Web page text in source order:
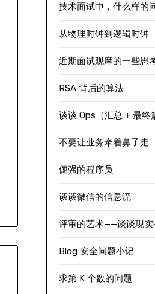
技术面试中，什么样的
从物理时钟到逻辑时钟
近期面试观摩的一些思
RSA 背后的算法
谈谈 Ops（汇总 + 最终
不要让业务牵着鼻子走
倔强的程序员
谈谈微信的信息流
评审的艺术——谈谈现实
Blog 安全问题小记
求第 K 个数的问题